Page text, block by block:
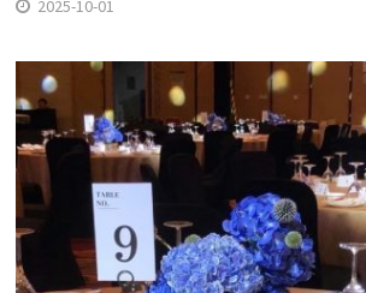
2025-10-01